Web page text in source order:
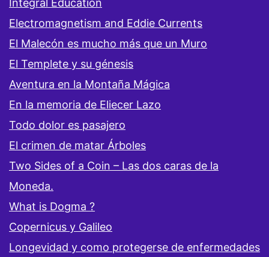
Integral Education
Electromagnetism and Eddie Currents
El Malecón es mucho más que un Muro
El Templete y su génesis
Aventura en la Montaña Mágica
En la memoria de Eliecer Lazo
Todo dolor es pasajero
El crimen de matar Árboles
Two Sides of a Coin – Las dos caras de la
Moneda.
What is Dogma ?
Copernicus y Galileo
Longevidad y como protegerse de enfermedades